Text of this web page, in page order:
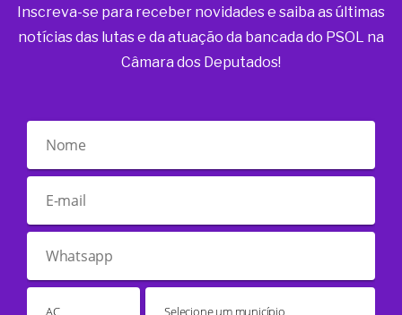
Inscreva-se para receber novidades e saiba as últimas
notícias das lutas e da atuação da bancada do PSOL na
Câmara dos Deputados!